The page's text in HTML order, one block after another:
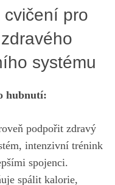
pro
systému
hubnutí:
podpořit zdravý
intenzivní trénink
spojenci.
⁤spálit kalorie,‌